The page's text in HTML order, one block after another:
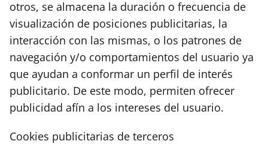
otros, se almacena la duración o frecuencia de
visualización de posiciones publicitarias, la
interacción con las mismas, o los patrones de
navegación y/o comportamientos del usuario ya
que ayudan a conformar un perfil de interés
publicitario. De este modo, permiten ofrecer
publicidad afín a los intereses del usuario.
Cookies publicitarias de terceros